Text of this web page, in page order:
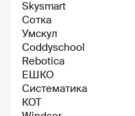
Skysmart
Сотка
Умскул
Coddyschool
Rebotiсa
ЕШКО
Систематика
КОТ